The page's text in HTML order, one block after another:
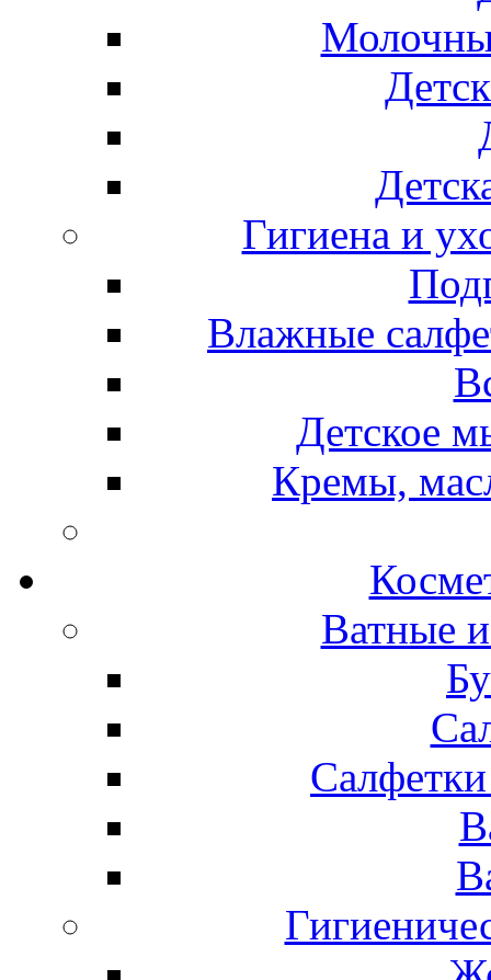
Гигиена и
Влажные
Детское
Кремы,
Ватные